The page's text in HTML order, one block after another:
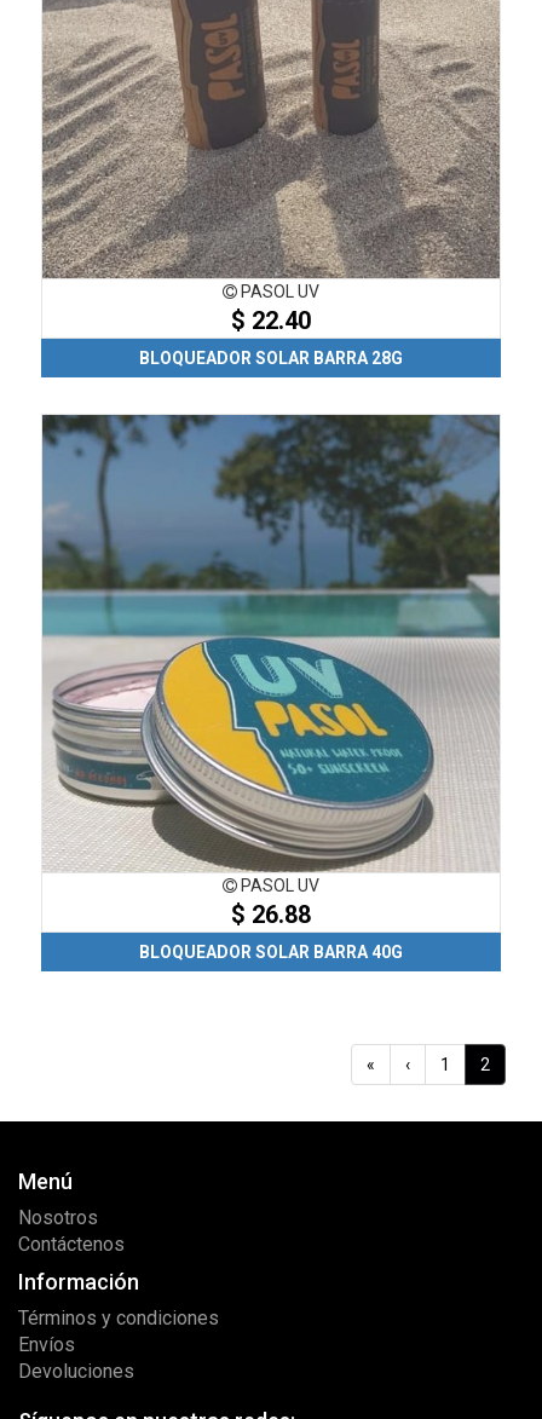
PASOL UV
$ 22.40
BLOQUEADOR SOLAR BARRA 28G
PASOL UV
$ 26.88
BLOQUEADOR SOLAR BARRA 40G
« ‹ 1 2
Menú
Nosotros
Contáctenos
Información
Términos y condiciones
Envíos
Devoluciones